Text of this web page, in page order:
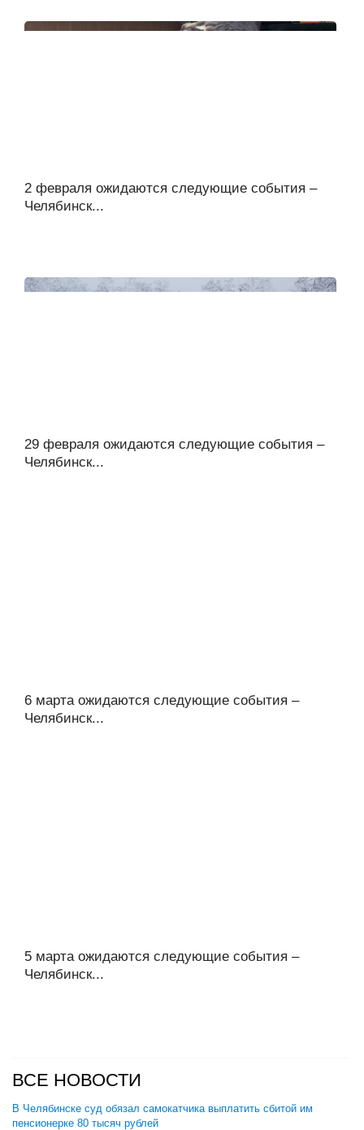
2 февраля ожидаются следующие события –
Челябинск...
29 февраля ожидаются следующие события –
Челябинск...
6 марта ожидаются следующие события –
Челябинск...
5 марта ожидаются следующие события –
Челябинск...
ВСЕ НОВОСТИ
В Челябинске суд обязал самокатчика выплатить сбитой им
пенсионерке 80 тысяч рублей